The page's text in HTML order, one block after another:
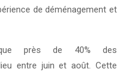
de déménagement et
près de 40% des
entre juin et août. Cette